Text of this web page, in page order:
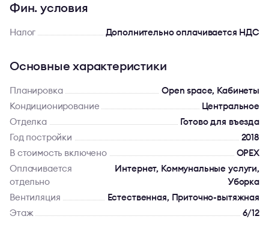
Фин. условия
Налог Дополнительно оплачивается НДС
Основные характеристики
Планировка
Open space, Кабинеты
Кондиционирование
Центральное
Отделка
Готово для въезда
Год постройки
2018
В стоимость включено
OPEX
Оплачивается
отдельно
Интернет, Коммунальные услуги,
Уборка
Вентиляция
Естественная, Приточно-вытяжная
Этаж
6/12